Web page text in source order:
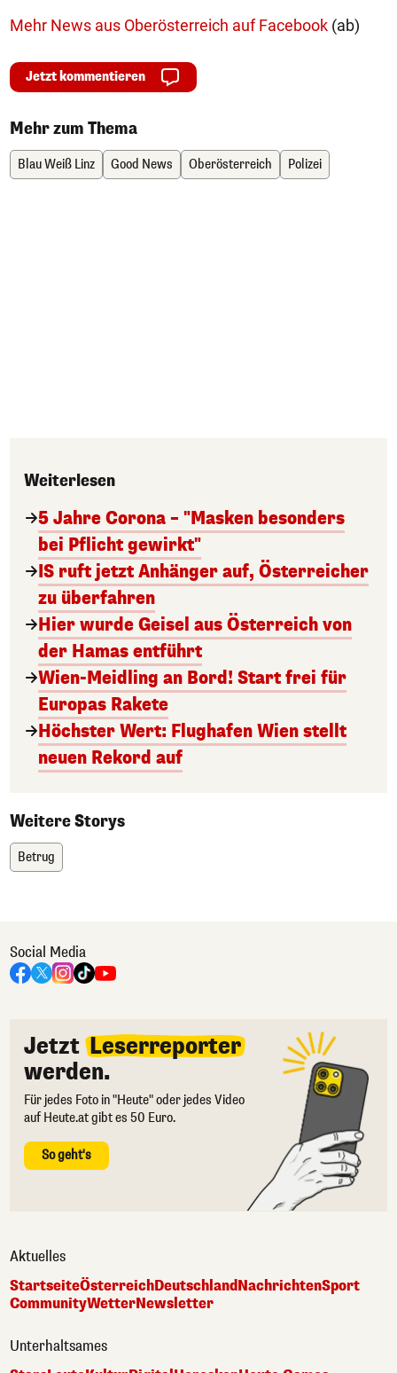
Mehr News aus Oberösterreich auf Facebook (ab)
Jetzt kommentieren
Mehr zum Thema
Blau Weiß Linz Good News Oberösterreich Polizei
Weiterlesen
5 Jahre Corona – "Masken besonders
bei Pflicht gewirkt"
IS ruft jetzt Anhänger auf, Österreicher
zu überfahren
Hier wurde Geisel aus Österreich von
der Hamas entführt
Wien-Meidling an Bord! Start frei für
Europas Rakete
Höchster Wert: Flughafen Wien stellt
neuen Rekord auf
Weitere Storys
Betrug
Social Media
Jetzt Leserreporter
werden.
Für jedes Foto in "Heute" oder jedes Video
auf Heute.at gibt es 50 Euro.
So geht's
Aktuelles
StartseiteÖsterreichDeutschlandNachrichtenSport
CommunityWetterNewsletter
Unterhaltsames